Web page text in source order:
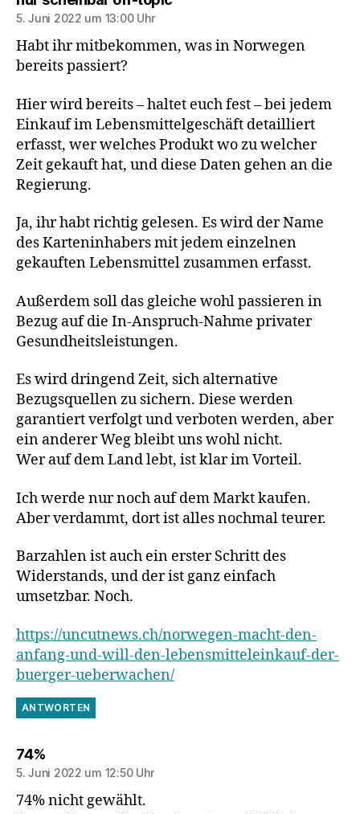
5. Juni 2022 um 13:00 Uhr
Habt ihr mitbekommen, was in Norwegen
bereits passiert?
Hier wird bereits – haltet euch fest – bei jedem
Einkauf im Lebensmittelgeschäft detailliert
erfasst, wer welches Produkt wo zu welcher
Zeit gekauft hat, und diese Daten gehen an die
Regierung.
Ja, ihr habt richtig gelesen. Es wird der Name
des Karteninhabers mit jedem einzelnen
gekauften Lebensmittel zusammen erfasst.
Außerdem soll das gleiche wohl passieren in
Bezug auf die In-Anspruch-Nahme privater
Gesundheitsleistungen.
Es wird dringend Zeit, sich alternative
Bezugsquellen zu sichern. Diese werden
garantiert verfolgt und verboten werden, aber
ein anderer Weg bleibt uns wohl nicht.
Wer auf dem Land lebt, ist klar im Vorteil.
Ich werde nur noch auf dem Markt kaufen.
Aber verdammt, dort ist alles nochmal teurer.
Barzahlen ist auch ein erster Schritt des
Widerstands, und der ist ganz einfach
umsetzbar. Noch.
https://uncutnews.ch/norwegen-macht-den-
anfang-und-will-den-lebensmitteleinkauf-der-
buerger-ueberwachen/
ANTWORTEN
74%sagt:
5. Juni 2022 um 12:50 Uhr
74% nicht gewählt.